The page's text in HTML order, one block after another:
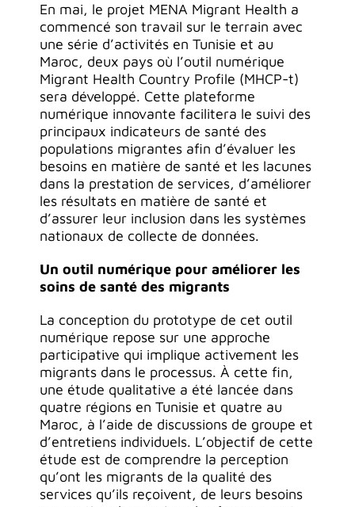
En mai, le projet MENA Migrant Health a
commencé son travail sur le terrain avec
une série d’activités en Tunisie et au
Maroc, deux pays où l’outil numérique
Migrant Health Country Profile (MHCP-t)
sera développé. Cette plateforme
numérique innovante facilitera le suivi des
principaux indicateurs de santé des
populations migrantes afin d’évaluer les
besoins en matière de santé et les lacunes
dans la prestation de services, d’améliorer
les résultats en matière de santé et
d’assurer leur inclusion dans les systèmes
nationaux de collecte de données.
Un outil numérique pour améliorer les
soins de santé des migrants
La conception du prototype de cet outil
numérique repose sur une approche
participative qui implique activement les
migrants dans le processus. À cette fin,
une étude qualitative a été lancée dans
quatre régions en Tunisie et quatre au
Maroc, à l’aide de discussions de groupe et
d’entretiens individuels. L’objectif de cette
étude est de comprendre la perception
qu’ont les migrants de la qualité des
services qu’ils reçoivent, de leurs besoins